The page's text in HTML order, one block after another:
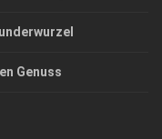
Genuss